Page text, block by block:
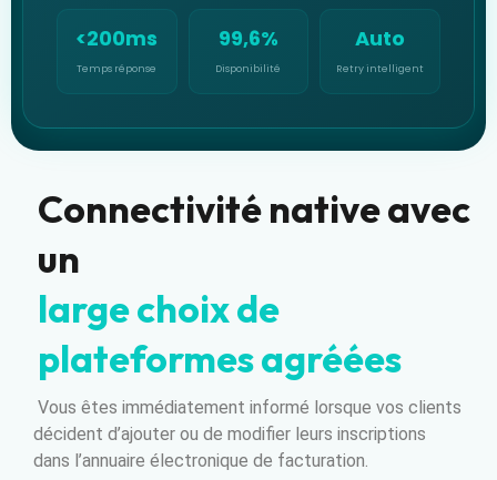
<200ms
Temps réponse
99,6%
Disponibilité
Auto
Retry intelligent
Connectivité native avec
un
large choix de
plateformes agréées
Vous êtes immédiatement informé lorsque vos clients
décident d’ajouter ou de modifier leurs inscriptions
dans l’annuaire électronique de facturation.